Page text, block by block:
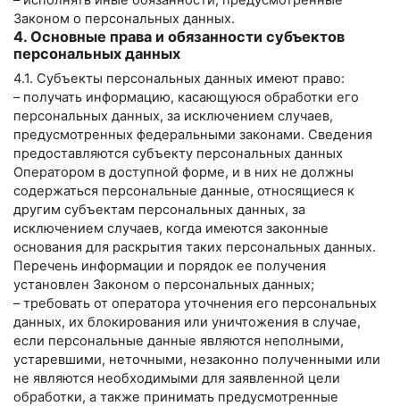
Законом о персональных данных.
4. Основные права и обязанности субъектов
персональных данных
4.1. Субъекты персональных данных имеют право:
– получать информацию, касающуюся обработки его
персональных данных, за исключением случаев,
предусмотренных федеральными законами. Сведения
предоставляются субъекту персональных данных
Оператором в доступной форме, и в них не должны
содержаться персональные данные, относящиеся к
другим субъектам персональных данных, за
исключением случаев, когда имеются законные
основания для раскрытия таких персональных данных.
Перечень информации и порядок ее получения
установлен Законом о персональных данных;
– требовать от оператора уточнения его персональных
данных, их блокирования или уничтожения в случае,
если персональные данные являются неполными,
устаревшими, неточными, незаконно полученными или
не являются необходимыми для заявленной цели
обработки, а также принимать предусмотренные